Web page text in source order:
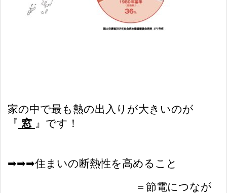
家の中で最も熱の出入りが大きいのが
『 窓 』です！
➡︎➡︎➡︎住まいの断熱性を高めること
＝節電につなが